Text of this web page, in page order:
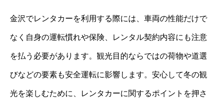
金沢でレンタカーを利用する際には、車両の性能だけで
なく自身の運転慣れや保険、レンタル契約内容にも注意
を払う必要があります。観光目的ならではの荷物や道選
びなどの要素も安全運転に影響します。安心して冬の観
光を楽しむために、レンタカーに関するポイントを押さ